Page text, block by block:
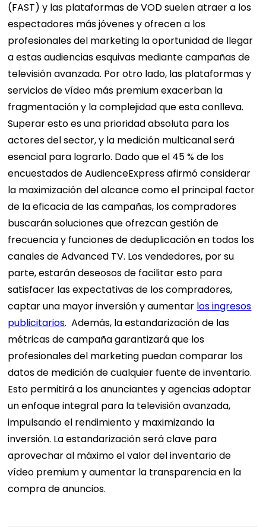
(FAST) y las plataformas de VOD suelen atraer a los
espectadores más jóvenes y ofrecen a los
profesionales del marketing la oportunidad de llegar
a estas audiencias esquivas mediante campañas de
televisión avanzada. Por otro lado, las plataformas y
servicios de vídeo más premium exacerban la
fragmentación y la complejidad que esta conlleva.
Superar esto es una prioridad absoluta para los
actores del sector, y la medición multicanal será
esencial para lograrlo. Dado que el 45 % de los
encuestados de AudienceExpress afirmó considerar
la maximización del alcance como el principal factor
de la eficacia de las campañas, los compradores
buscarán soluciones que ofrezcan gestión de
frecuencia y funciones de deduplicación en todos los
canales de Advanced TV. Los vendedores, por su
parte, estarán deseosos de facilitar esto para
satisfacer las expectativas de los compradores,
captar una mayor inversión y aumentar los ingresos
publicitarios. Además, la estandarización de las
métricas de campaña garantizará que los
profesionales del marketing puedan comparar los
datos de medición de cualquier fuente de inventario.
Esto permitirá a los anunciantes y agencias adoptar
un enfoque integral para la televisión avanzada,
impulsando el rendimiento y maximizando la
inversión. La estandarización será clave para
aprovechar al máximo el valor del inventario de
vídeo premium y aumentar la transparencia en la
compra de anuncios.